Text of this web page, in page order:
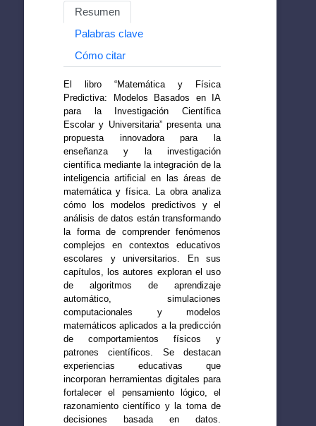
Resumen
Palabras clave
Cómo citar
El libro “Matemática y Física
Predictiva: Modelos Basados en IA
para la Investigación Científica
Escolar y Universitaria” presenta una
propuesta innovadora para la
enseñanza y la investigación
científica mediante la integración de la
inteligencia artificial en las áreas de
matemática y física. La obra analiza
cómo los modelos predictivos y el
análisis de datos están transformando
la forma de comprender fenómenos
complejos en contextos educativos
escolares y universitarios. En sus
capítulos, los autores exploran el uso
de algoritmos de aprendizaje
automático, simulaciones
computacionales y modelos
matemáticos aplicados a la predicción
de comportamientos físicos y
patrones científicos. Se destacan
experiencias educativas que
incorporan herramientas digitales para
fortalecer el pensamiento lógico, el
razonamiento científico y la toma de
decisiones basada en datos.